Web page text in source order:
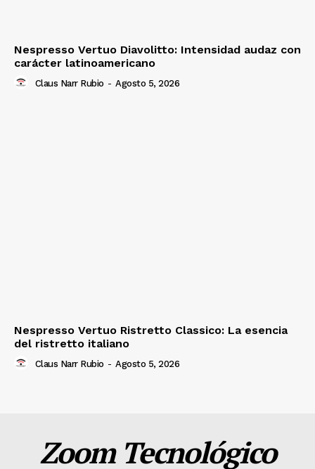
Nespresso Vertuo Diavolitto: Intensidad audaz con
carácter latinoamericano
Claus Narr Rubio - Agosto 5, 2026
Nespresso Vertuo Ristretto Classico: La esencia
del ristretto italiano
Claus Narr Rubio - Agosto 5, 2026
Zoom Tecnológico